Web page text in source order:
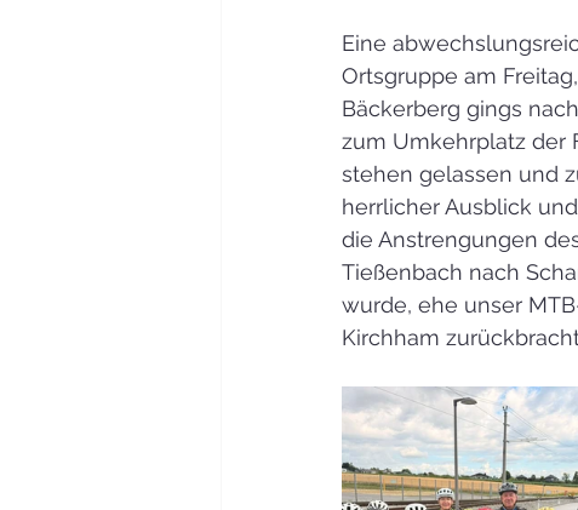
Eine
Ortsgruppe am
Bäckerberg gings
zum Umkehrplatz der
stehen gelassen und
herrlicher Ausblick
die Anstrengungen
Tießenbach nach
wurde, ehe unser
Kirchham